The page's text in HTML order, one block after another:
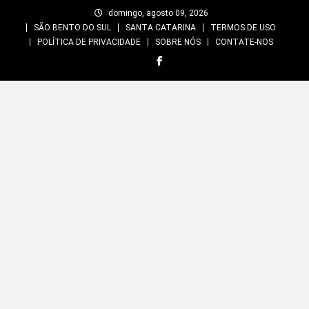
domingo, agosto 09, 2026
SÃO BENTO DO SUL
SANTA CATARINA
TERMOS DE USO
POLÍTICA DE PRIVACIDADE
SOBRE NÓS CONTATE-NOS